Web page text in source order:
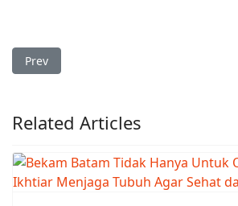
Previous article: Untuk Mereka Yang
Prev
Related Articles